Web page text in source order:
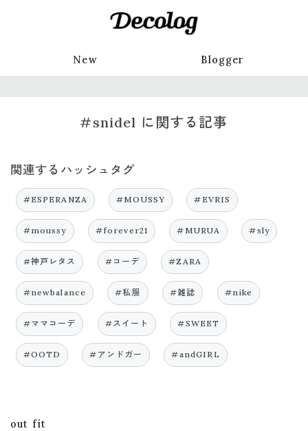
New Blogger
#snidel に関する記事
関連するハッシュタグ
#ESPERANZA #MOUSSY #EVRIS
#moussy #forever21 #MURUA #sly
#神戸レタス #コーデ #ZARA
#newbalance #私服 #雑誌 #nike
#ママコーデ #スイート #SWEET
#OOTD #アンドガー #andGIRL
out fit